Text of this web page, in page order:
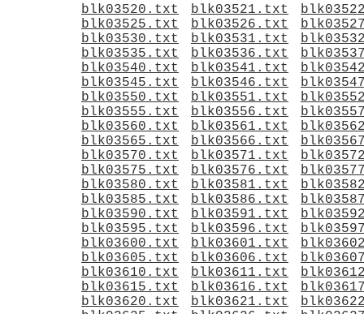
blk03520.txt
blk03521.txt
blk03525.txt
blk03526.txt
blk03530.txt
blk03531.txt
blk03535.txt
blk03536.txt
blk03540.txt
blk03541.txt
blk03545.txt
blk03546.txt
blk03550.txt
blk03551.txt
blk03555.txt
blk03556.txt
blk03560.txt
blk03561.txt
blk03565.txt
blk03566.txt
blk03570.txt
blk03571.txt
blk03575.txt
blk03576.txt
blk03580.txt
blk03581.txt
blk03585.txt
blk03586.txt
blk03590.txt
blk03591.txt
blk03595.txt
blk03596.txt
blk03600.txt
blk03601.txt
blk03605.txt
blk03606.txt
blk03610.txt
blk03611.txt
blk03615.txt
blk03616.txt
blk03620.txt
blk03621.txt